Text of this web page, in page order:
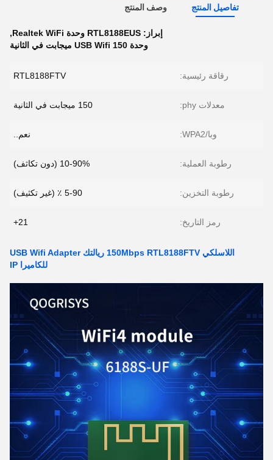
تفاصيل المنتج وصف المنتج
إبراز: RTL8188EUS وحدة Realtek WiFi
,
وحدة USB Wifi 150 ميجابت في الثانية
رقاقة رئيسية: RTL8188FTV
معدلات phy: 150 ميجابت في الثانية
وبا/WPA2: نعم..
رطوبة العملية: 10-90% (دون تكاثف)
رطوبة التخزين: 5-90 ٪ (غير تكثيف)
رمز التاريخ: 21+
اللاسلكي 150Mbps RTL8188FTV ريالتك USB Wifi Adapter
للكاميرا IP